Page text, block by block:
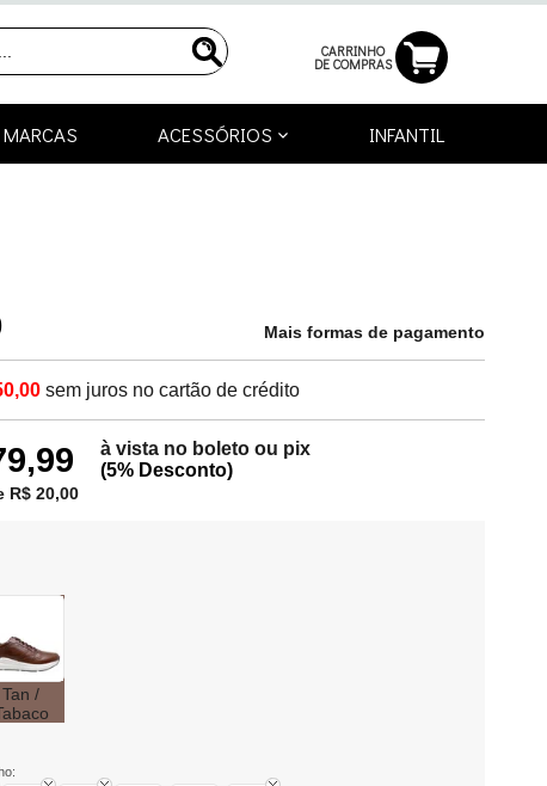
CARRINHO
DE COMPRAS
MARCAS ACESSÓRIOS INFANTIL
Mais formas de pagamento
sem juros no cartão de crédito
à vista no boleto ou pix
(5% Desconto)
R$ 20,00
Tan /